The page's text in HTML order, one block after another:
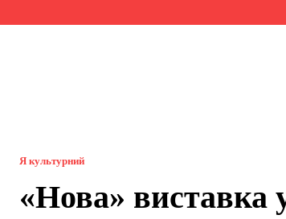
Я культурний
«Нова» виставка